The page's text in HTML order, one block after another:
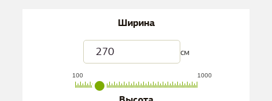
Ширина
см
100 1000